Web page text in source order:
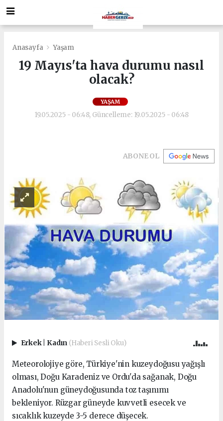
Anasayfa Yaşam
19 Mayıs'ta hava durumu nasıl
olacak?
YAŞAM
19.05.2025 - 06:48, Güncelleme: 19.05.2025 - 06:48
ABONE OL
Erkek Kadın (Haberi Sesli Oku)
Meteorolojiye göre, Türkiye'nin kuzeydoğusu yağışlı
olması, Doğu Karadeniz ve Ordu'da sağanak, Doğu
Anadolu'nun güneydoğusunda toz taşınımı
bekleniyor. Rüzgar güneyde kuvvetli esecek ve
sıcaklık kuzeyde 3-5 derece düşecek.